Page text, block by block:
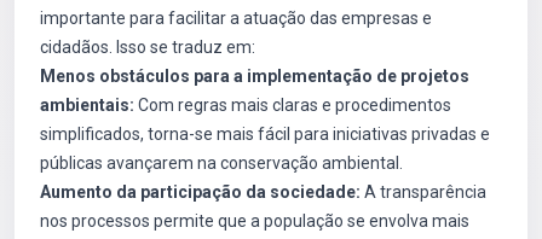
importante para facilitar a atuação das empresas e
cidadãos. Isso se traduz em:
Menos obstáculos para a implementação de projetos
ambientais: Com regras mais claras e procedimentos
simplificados, torna-se mais fácil para iniciativas privadas e
públicas avançarem na conservação ambiental.
Aumento da participação da sociedade: A transparência
nos processos permite que a população se envolva mais